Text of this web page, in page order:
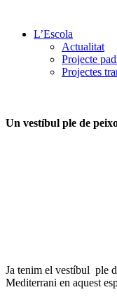
L’Escola
Actualitat
Projecte
Projectes
Un vestíbul ple de
Ja tenim el vestíbul ple
Mediterrani en aquest